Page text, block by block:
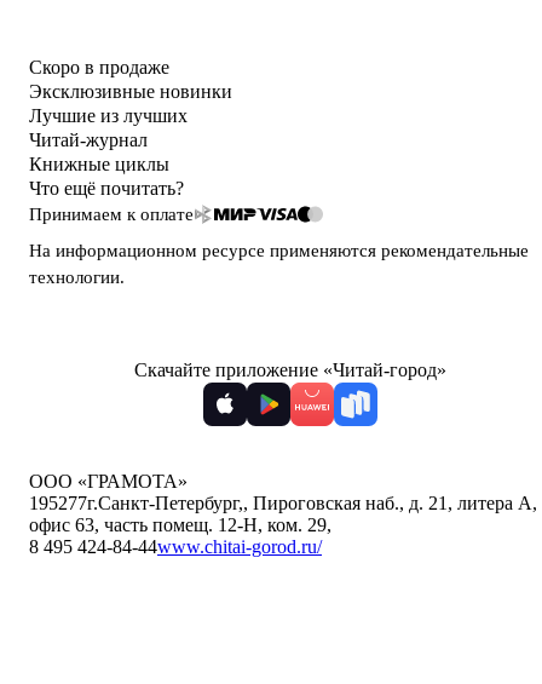
Скоро в продаже
Эксклюзивные новинки
Лучшие из лучших
Читай-журнал
Книжные циклы
Что ещё почитать?
Принимаем к оплате
На информационном ресурсе применяются рекомендательные
технологии.
Скачайте приложение «Читай-город»
ООО «ГРАМОТА»
195277г.Санкт-Петербург,, Пироговская наб., д. 21, литера А,
офис 63, часть помещ. 12-Н, ком. 29,
8 495 424-84-44www.chitai-gorod.ru/